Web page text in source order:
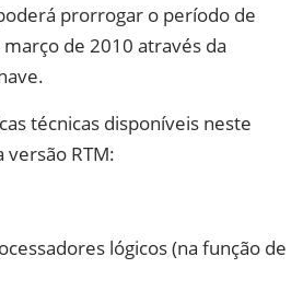
prorrogar o período de
de 2010 através da
técnicas disponíveis neste
versão RTM:
lógicos (na função de